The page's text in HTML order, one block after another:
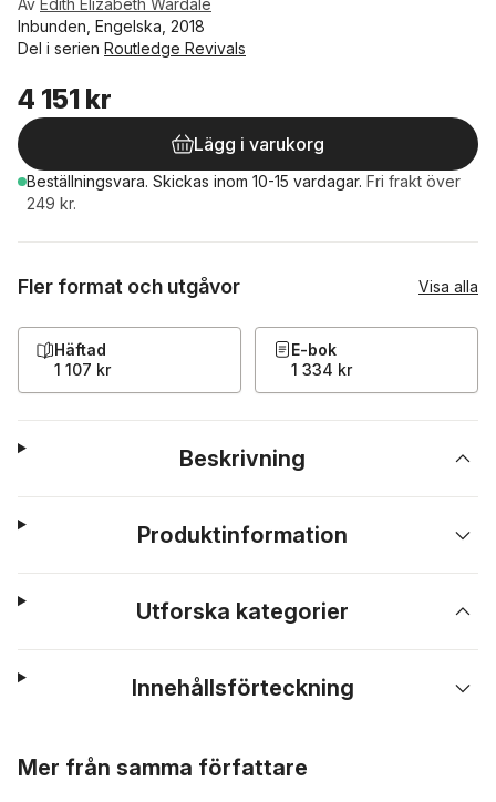
Av Edith Elizabeth Wardale
Inbunden, Engelska, 2018
Del i serien Routledge Revivals
4 151 kr
Lägg i varukorg
Beställningsvara. Skickas inom 10-15 vardagar. Fri frakt över
249 kr.
Fler format och utgåvor Visa alla
Häftad
1 107 kr
E-bok
1 334 kr
Beskrivning
Produktinformation
Utforska kategorier
Innehållsförteckning
Mer från samma författare